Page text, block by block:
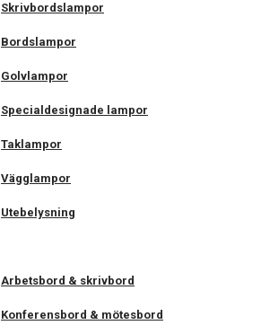
Skrivbordslampor
Bordslampor
Golvlampor
Specialdesignade lampor
Taklampor
Vägglampor
Utebelysning
Arbetsbord & skrivbord
Konferensbord & mötesbord